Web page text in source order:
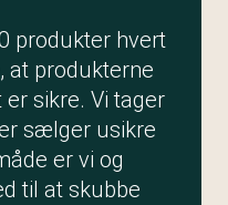
produkter hvert
at produkterne
sikre. Vi tager
sælger usikre
er vi og
til at skubbe